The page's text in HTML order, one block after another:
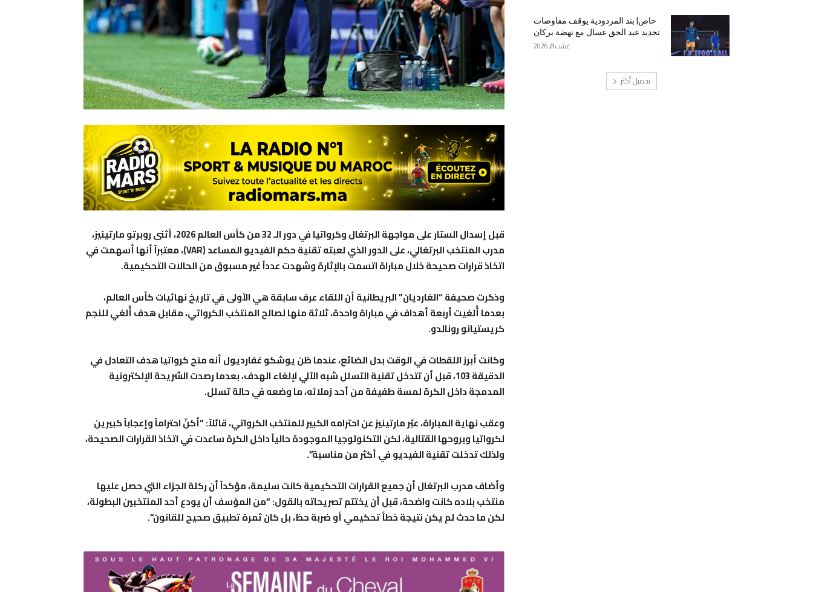
قبل إسدال الستار على مواجهة البرتغال وكرواتيا في دور الـ 32 من كأس العالم 2026، أثنى روبرتو مارتينيز،
مدرب المنتخب البرتغالي، على الدور الذي لعبته تقنية حكم الفيديو المساعد (VAR)، معتبراً أنها أسهمت في
اتخاذ قرارات صحيحة خلال مباراة اتسمت بالإثارة وشهدت عدداً غير مسبوق من الحالات التحكيمية.
وذكرت صحيفة “الغارديان” البريطانية أن اللقاء عرف سابقة هي الأولى في تاريخ نهائيات كأس العالم،
بعدما أُلغيت أربعة أهداف في مباراة واحدة، ثلاثة منها لصالح المنتخب الكرواتي، مقابل هدف أُلغي للنجم
كريستيانو رونالدو.
وكانت أبرز اللقطات في الوقت بدل الضائع، عندما ظن يوشكو غفارديول أنه منح كرواتيا هدف التعادل في
الدقيقة 103، قبل أن تتدخل تقنية التسلل شبه الآلي لإلغاء الهدف، بعدما رصدت الشريحة الإلكترونية
المدمجة داخل الكرة لمسة طفيفة من أحد زملائه، ما وضعه في حالة تسلل.
وعقب نهاية المباراة، عبّر مارتينيز عن احترامه الكبير للمنتخب الكرواتي، قائلاً: “أكنّ احتراماً وإعجاباً كبيرين
لكرواتيا وبروحها القتالية، لكن التكنولوجيا الموجودة حالياً داخل الكرة ساعدت في اتخاذ القرارات الصحيحة،
ولذلك تدخلت تقنية الفيديو في أكثر من مناسبة”.
وأضاف مدرب البرتغال أن جميع القرارات التحكيمية كانت سليمة، مؤكداً أن ركلة الجزاء التي حصل عليها
منتخب بلاده كانت واضحة، قبل أن يختتم تصريحاته بالقول: “من المؤسف أن يودع أحد المنتخبين البطولة،
لكن ما حدث لم يكن نتيجة خطأ تحكيمي أو ضربة حظ، بل كان ثمرة تطبيق صحيح للقانون”.
خاص| بند المردودية يوقف مفاوضات
تجديد عبد الحق عسال مع نهضة بركان
غشت 8, 2026
تحميل أكثر